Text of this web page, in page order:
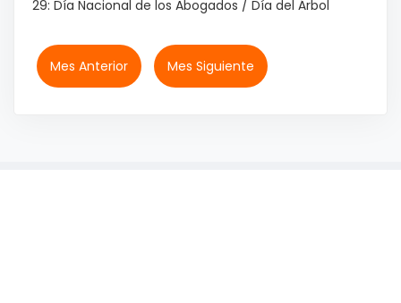
29: Día Nacional de los Abogados / Día del Árbol
Mes Anterior Mes Siguiente